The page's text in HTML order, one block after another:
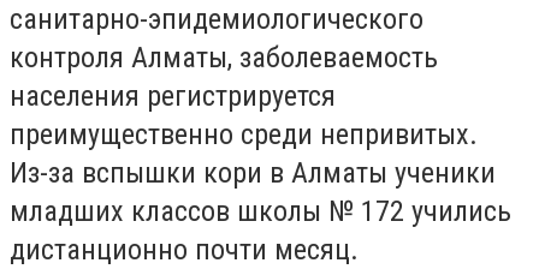
санитарно-эпидемиологического
контроля Алматы, заболеваемость
населения регистрируется
преимущественно среди непривитых.
Из-за вспышки кори в Алматы ученики
младших классов школы № 172 учились
дистанционно почти месяц.